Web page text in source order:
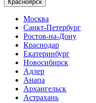
Красноярск
Москва
Санкт-Петербург
Ростов-на-Дону
Краснодар
Екатеринбург
Новосибирск
Адлер
Анапа
Архангельск
Астрахань